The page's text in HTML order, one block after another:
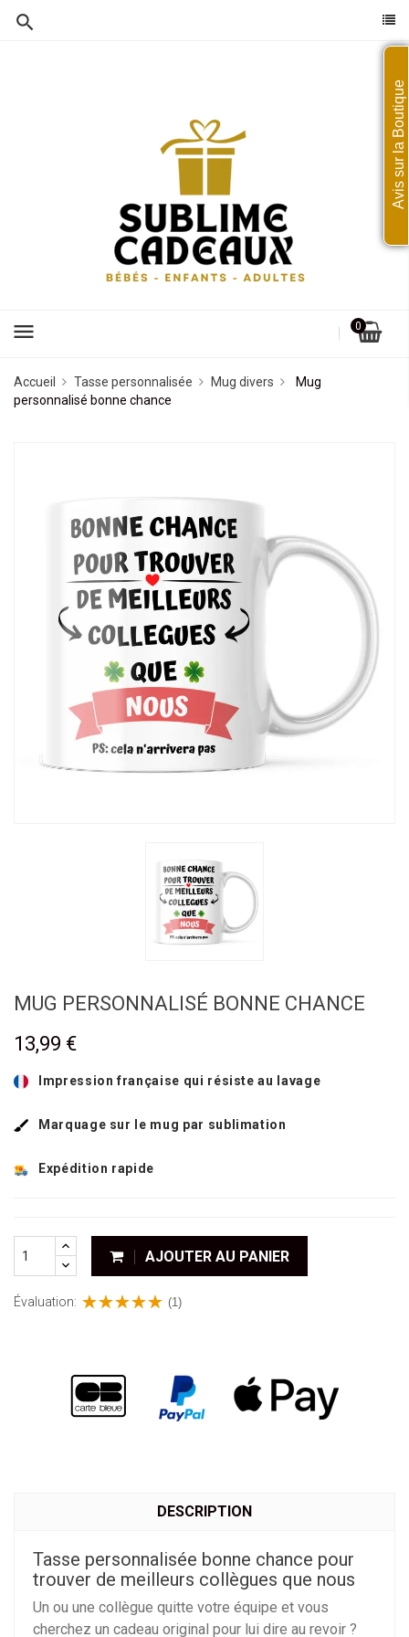
menu 0
Accueil Tasse personnalisée Mug divers
Mug
personnalisé bonne chance
MUG PERSONNALISÉ BONNE CHANCE
13,99 €
Impression française qui résiste au lavage
Marquage sur le mug par sublimation
Expédition rapide
AJOUTER AU PANIER
Évaluation: (1)
DESCRIPTION
Tasse personnalisée bonne chance pour
trouver de meilleurs collègues que nous
Un ou une collègue quitte votre équipe et vous
cherchez un cadeau original pour lui dire au revoir ?
Avis sur la Boutique